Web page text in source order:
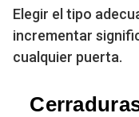
Elegir el tipo
incrementar
cualquier puerta.